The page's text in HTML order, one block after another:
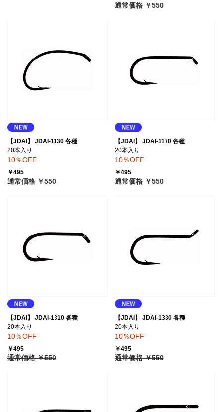
通常価格 ￥550
【JDAI】 JDAI-1130 各種
20本入り
10％OFF
￥495
通常価格 ￥550
【JDAI】 JDAI-1170 各種
20本入り
10％OFF
￥495
通常価格 ￥550
【JDAI】 JDAI-1310 各種
20本入り
10％OFF
￥495
通常価格 ￥550
【JDAI】 JDAI-1330 各種
20本入り
10％OFF
￥495
通常価格 ￥550